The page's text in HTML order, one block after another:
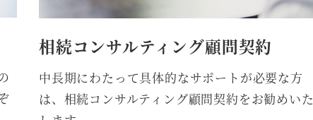
相続コンサルティング顧問契約
中長期にわたって具体的なサポートが必要な方
は、相続コンサルティング顧問契約をお勧めいた